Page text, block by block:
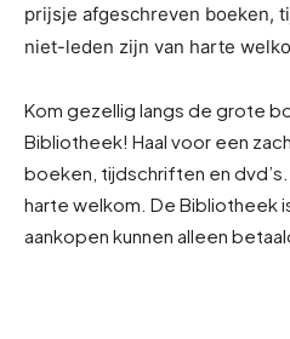
prijsje afgeschreven boeken,
niet-leden zijn van harte
Kom gezellig langs de grote
Bibliotheek! Haal voor een
boeken, tijdschriften en
harte welkom. De Bibliotheek
aankopen kunnen alleen